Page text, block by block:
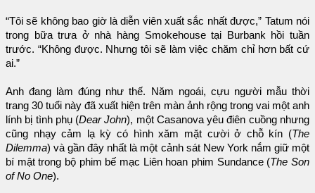
“Tôi sẽ không bao giờ là diễn viên xuất sắc nhất được,” Tatum nói
trong bữa trưa ở nhà hàng Smokehouse tại Burbank hồi tuần
trước. “Không được. Nhưng tôi sẽ làm việc chăm chỉ hơn bất cứ
ai.”
Anh đang làm đúng như thế. Năm ngoái, cựu người mẫu thời
trang 30 tuổi này đã xuất hiện trên màn ảnh rộng trong vai một anh
lính bị tình phụ (Dear John), một Casanova yêu điên cuồng nhưng
cũng nhạy cảm lạ kỳ có hình xăm mặt cười ở chỗ kín (The
Dilemma) và gần đây nhất là một cảnh sát New York nắm giữ một
bí mật trong bộ phim bế mạc Liên hoan phim Sundance (The Son
of No One).